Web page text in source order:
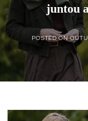
juntou
POSTED ON